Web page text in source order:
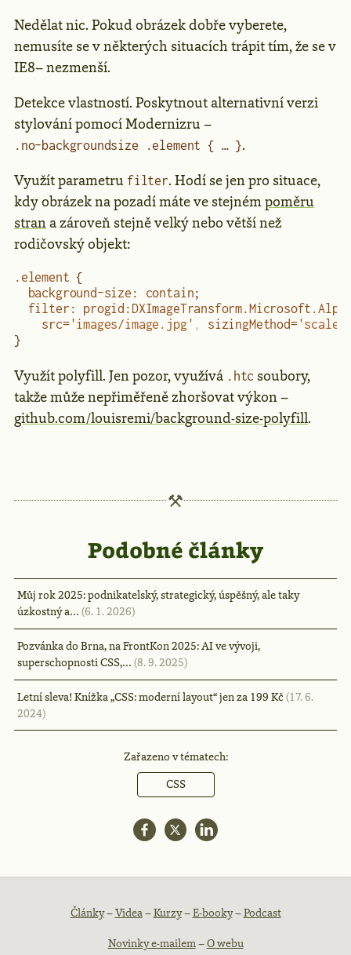
Nedělat nic. Pokud obrázek dobře vyberete,
nemusíte se v některých situacích trápit tím, že se v
IE8– nezmenší.
Detekce vlastností. Poskytnout alternativní verzi
stylování pomocí Modernizru –
.no-backgroundsize .element { … }.
Využít parametru filter. Hodí se jen pro situace,
kdy obrázek na pozadí máte ve stejnémpoměru
strana zároveň stejně velký nebo větší než
rodičovský objekt:
.element {
  background-size
: contain;
  filter
:
    src=
'images/image.jpg' , sizingMethod='scale'
}
Využít polyfill. Jen pozor, využívá .htc soubory,
takže může nepřiměřeně zhoršovat výkon –
github.com/louisremi/background-size-polyfill.
Podobné články
Můj rok 2025: podnikatelský, strategický, úspěšný, ale taky
úzkostný a… (6. 1. 2026)
Pozvánka do Brna, na FrontKon 2025: AI ve vývoji,
superschopnosti CSS,… (8. 9. 2025)
Letní sleva! Knížka „CSS: moderní layout“ jen za 199 Kč(17. 6.
2024)
Zařazeno v tématech:
CSS
Patička
Články–Videa–Kurzy–E-booky–Podcast
Novinky e-mailem–O webu